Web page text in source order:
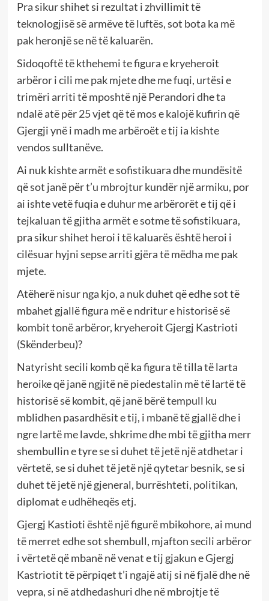
Pra sikur shihet si rezultat i zhvillimit të
teknologjisë së armëve të luftës, sot bota ka më
pak heronjë se në të kaluarën.
Sidoqoftë të kthehemi te figura e kryeheroit
arbëror i cili me pak mjete dhe me fuqi, urtësi e
trimëri arriti të mposhtë një Perandori dhe ta
ndalë atë për 25 vjet që të mos e kalojë kufirin që
Gjergji ynë i madh me arbëroët e tij ia kishte
vendos sulltanëve.
Ai nuk kishte armët e sofistikuara dhe mundësitë
që sot janë për t’u mbrojtur kundër një armiku, por
ai ishte vetë fuqia e duhur me arbërorët e tij që i
tejkaluan të gjitha armët e sotme të sofistikuara,
pra sikur shihet heroi i të kaluarës është heroi i
cilësuar hyjni sepse arriti gjëra të mëdha me pak
mjete.
Atëherë nisur nga kjo, a nuk duhet që edhe sot të
mbahet gjallë figura më e ndritur e historisë së
kombit tonë arbëror, kryeheroit Gjergj Kastrioti
(Skënderbeu)?
Natyrisht secili komb që ka figura të tilla të larta
heroike që janë ngjitë në piedestalin më të lartë të
historisë së kombit, që janë bërë tempull ku
mblidhen pasardhësit e tij, i mbanë të gjallë dhe i
ngre lartë me lavde, shkrime dhe mbi të gjitha merr
shembullin e tyre se si duhet të jetë një atdhetar i
vërtetë, se si duhet të jetë një qytetar besnik, se si
duhet të jetë një gjeneral, burrështeti, politikan,
diplomat e udhëheqës etj.
Gjergj Kastioti është një figurë mbikohore, ai mund
të merret edhe sot shembull, mjafton secili arbëror
i vërtetë që mbanë në venat e tij gjakun e Gjergj
Kastriotit të përpiqet t’i ngajë atij si në fjalë dhe në
vepra, si në atdhedashuri dhe në mbrojtje të